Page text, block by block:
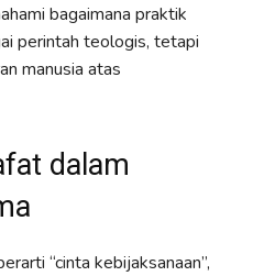
bagaimana praktik
perintah teologis, tetapi
manusia atas
dalam
“cinta kebijaksanaan”,